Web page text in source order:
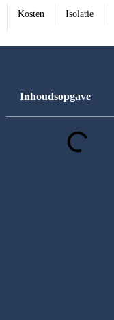
Kosten Isolatie
Inhoudsopgave